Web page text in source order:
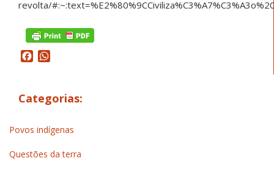
revolta/
Facebook
Categorias:
Povos indígenas
Questões da terra